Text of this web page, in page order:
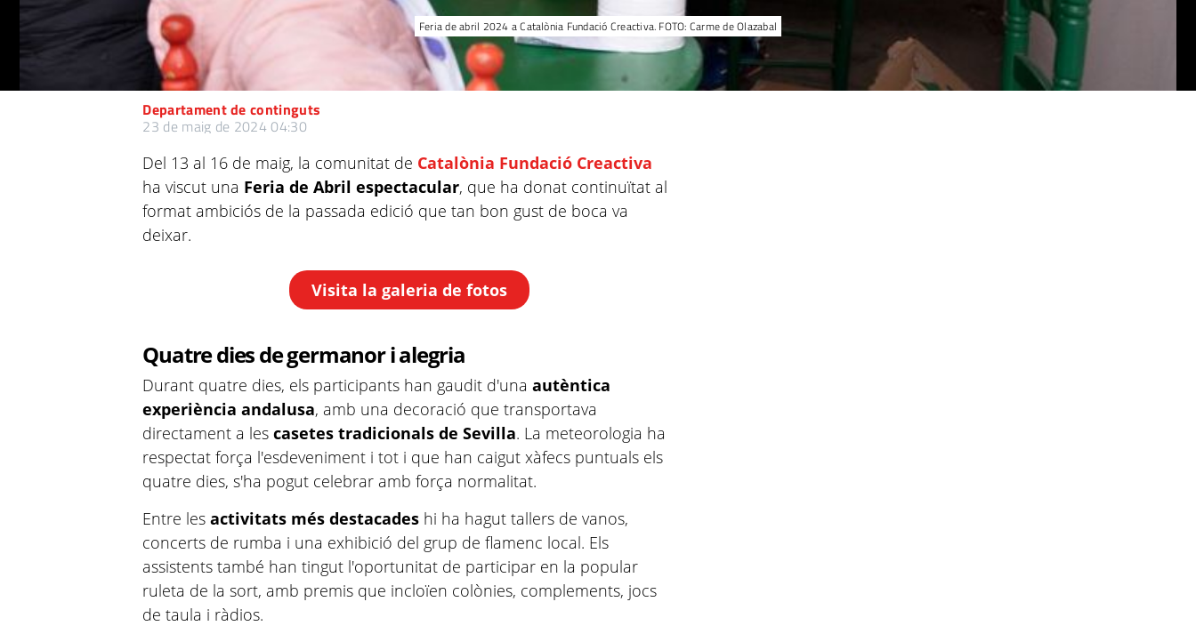
Feria de abril 2024 a Catalònia Fundació Creactiva. FOTO: Carme de Olazabal
Departament de continguts
23 de maig de 2024 04:30
Del 13 al 16 de maig, la comunitat de Catalònia Fundació Creactiva
ha viscut una Feria de Abril espectacular, que ha donat continuïtat al
format ambiciós de la passada edició que tan bon gust de boca va
deixar.
Visita la galeria de fotos
Quatre dies de germanor i alegria
Durant quatre dies, els participants han gaudit d'unaautèntica
experiència andalusa, amb una decoració que transportava
directament a lescasetes tradicionals de Sevilla. La meteorologia ha
respectat força l'esdeveniment i tot i que han caigut xàfecs puntuals els
quatre dies, s'ha pogut celebrar amb força normalitat.
Entre lesactivitats més destacades hi ha hagut tallers de vanos,
concerts de rumba i una exhibició del grup de flamenc local. Els
assistents també han tingut l'oportunitat de participar en la popular
ruleta de la sort, amb premis que incloïen colònies, complements, jocs
de taula i ràdios.